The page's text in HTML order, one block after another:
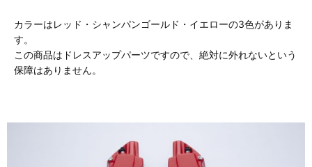
カラーはレッド・シャンパンゴールド・イエローの3色がありま
す。
この商品はドレスアップパーツですので、絶対に外れないという
保障はありません。